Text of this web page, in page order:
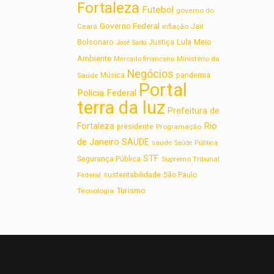
Fortaleza Futebol governo do
Ceará Governo Federal inflação Jair
Bolsonaro José Sarto Justiça Lula Meio
Ambiente Mercado financeiro Ministério da
Saúde Música Negócios pandemia
Polícia Federal Portal
terra da luz Prefeitura de
Fortaleza presidente Programação Rio
de Janeiro SAUDE saúde Saúde Pública
Segurança Pública STF Supremo Tribunal
Federal sustentabilidade São Paulo
Tecnologia Turismo